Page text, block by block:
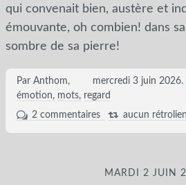
qui convenait bien, austère et
émouvante, oh combien! dans
sombre de sa pierre!
Par Anthom, mercredi 3 juin 2026.
émotion
mots regard
2 commentaires
aucun rétrolien
MARDI 2 JUIN